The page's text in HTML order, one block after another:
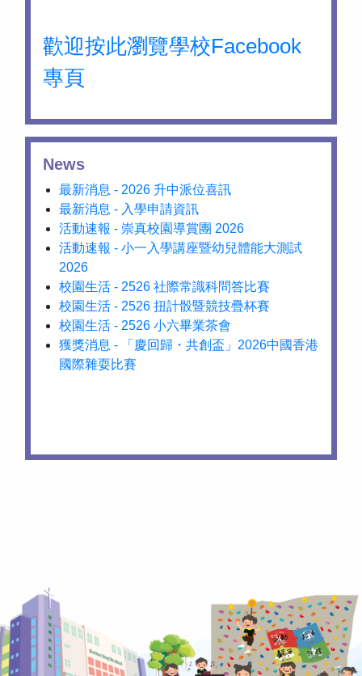
歡迎按此瀏覽學校Facebook
專頁
News
最新消息 - 2026 升中派位喜訊
最新消息 - 入學申請資訊
活動速報 - 崇真校園導賞團 2026
活動速報 - 小一入學講座暨幼兒體能大測試
2026
校園生活 - 2526 社際常識科問答比賽
校園生活 - 2526 扭計骰暨競技疊杯賽
校園生活 - 2526 小六畢業茶會
獲獎消息 - 「慶回歸・共創盃」2026中國香港
國際雜耍比賽